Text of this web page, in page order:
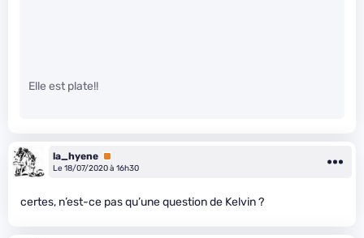
Elle est plate!!
la_hyene Premium
Le 18/07/2020 à 16h30
certes, n’est-ce pas qu’une question de Kelvin ?